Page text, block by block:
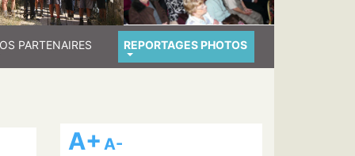
PARTENAIRES REPORTAGES PHOTOS
A+ A-